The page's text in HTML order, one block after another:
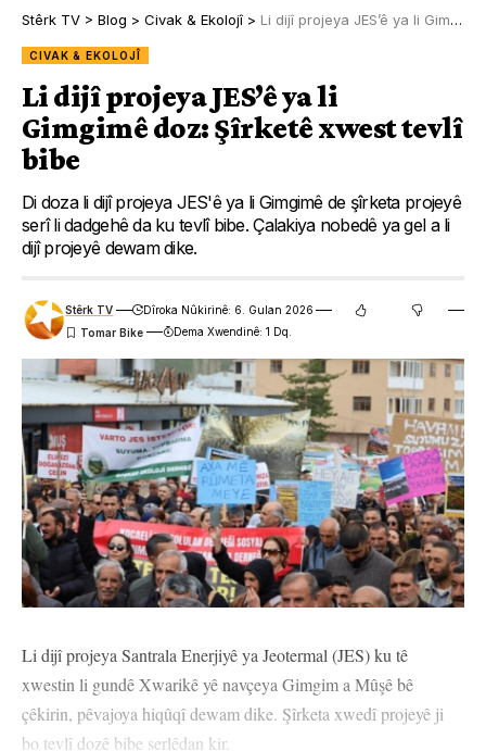
Stêrk TV > Blog > Civak & Ekolojî> Li dijî projeya JES’ê ya li Gimgimê doz: Şîrketê xwest tevlî bibe
CIVAK & EKOLOJÎ
Li dijî projeya JES’ê ya li
Gimgimê doz: Şîrketê xwest tevlî
bibe
Di doza li dijî projeya JES'ê ya li Gimgimê de şîrketa projeyê
serî li dadgehê da ku tevlî bibe. Çalakiya nobedê ya gel a li
dijî projeyê dewam dike.
Stêrk TV
Dîroka Nûkirinê: 6. Gulan 2026
Dema Xwendinê: 1 Dq.
Li dijî projeya Santrala Enerjiyê ya Jeotermal (JES) ku tê
xwestin li gundê Xwarikê yê navçeya Gimgim a Mûşê bê
çêkirin, pêvajoya hiqûqî dewam dike. Şîrketa xwedî projeyê ji
bo tevlî dozê bibe serlêdan kir.